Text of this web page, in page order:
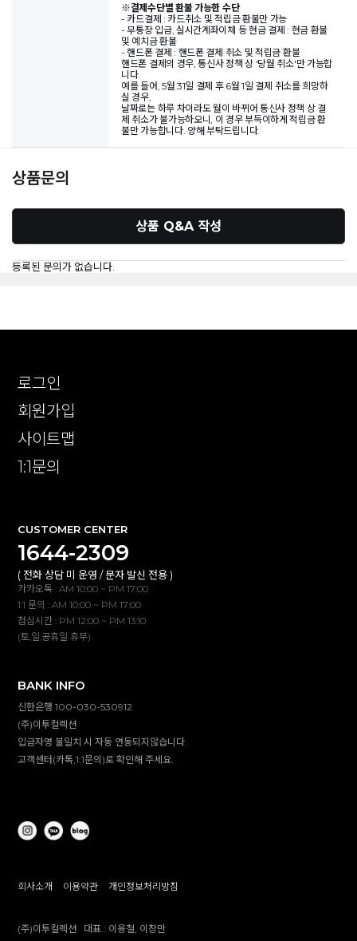
※결제수단별 환불 가능한 수단
- 카드결제 : 카드취소 및 적립금 환불만 가능
- 무통장 입금, 실시간계좌이체 등 현금 결제 : 현금 환불
및 예치금 환불
- 핸드폰 결제 : 핸드폰 결제 취소 및 적립금 환불
핸드폰 결제의 경우, 통신사 정책 상 '당월 취소'만 가능합
니다.
예를 들어, 5월 31일 결제 후 6월 1일 결제 취소를 희망하
실 경우,
날짜로는 하루 차이라도 월이 바뀌어 통신사 정책 상 결
제 취소가 불가능하오니, 이 경우 부득이하게 적립금 환
불만 가능합니다. 양해 부탁드립니다.
상품문의
상품 Q&A 작성
등록된 문의가 없습니다.
로그인
회원가입
사이트맵
1:1문의
CUSTOMER CENTER
1644-2309
( 전화 상담 미 운영 / 문자 발신 전용 )
카카오톡 : AM 10:00 ~ PM 17:00
1:1 문의 : AM 10:00 ~ PM 17:00
점심시간 : PM 12:00 ~ PM 13:10
(토,일,공휴일 휴무)
BANK INFO
신한은행 100-030-530912
(주)이투컬렉션
입금자명 불일치 시 자동 연동되지않습니다.
고객센터(카톡,1:1문의)로 확인해 주세요.
회사소개 이용약관 개인정보처리방침
(주)이투컬렉션 대표 : 이용철, 이창만